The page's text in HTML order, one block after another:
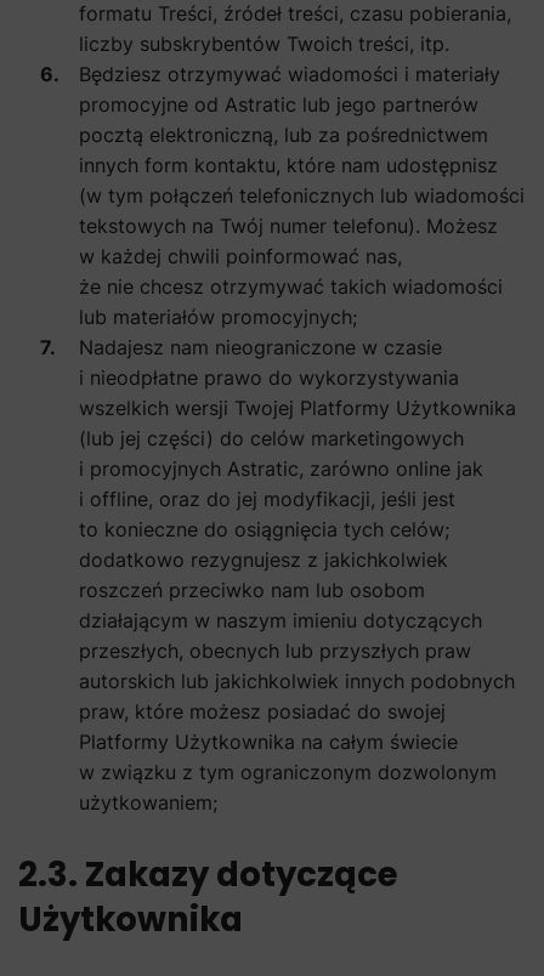
formatu Treści, źródeł treści, czasu pobierania,
liczby subskrybentów Twoich treści, itp.
Będziesz otrzymywać wiadomości i materiały
promocyjne od Astratic lub jego partnerów
pocztą elektroniczną, lub za pośrednictwem
innych form kontaktu, które nam udostępnisz
(w tym połączeń telefonicznych lub wiadomości
tekstowych na Twój numer telefonu). Możesz
w każdej chwili poinformować nas,
że nie chcesz otrzymywać takich wiadomości
lub materiałów promocyjnych;
Nadajesz nam nieograniczone w czasie
i nieodpłatne prawo do wykorzystywania
wszelkich wersji Twojej Platformy Użytkownika
(lub jej części) do celów marketingowych
i promocyjnych Astratic, zarówno online jak
i offline, oraz do jej modyfikacji, jeśli jest
to konieczne do osiągnięcia tych celów;
dodatkowo rezygnujesz z jakichkolwiek
roszczeń przeciwko nam lub osobom
działającym w naszym imieniu dotyczących
przeszłych, obecnych lub przyszłych praw
autorskich lub jakichkolwiek innych podobnych
praw, które możesz posiadać do swojej
Platformy Użytkownika na całym świecie
w związku z tym ograniczonym dozwolonym
użytkowaniem;
2.3. Zakazy dotyczące
Użytkownika